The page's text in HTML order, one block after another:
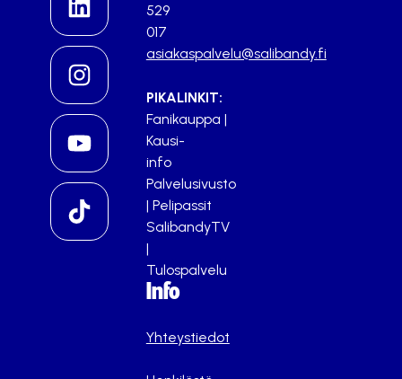
529
017
asiakaspalvelu@salibandy.fi
PIKALINKIT:
Fanikauppa |
Kausi-
info
Palvelusivusto
| Pelipassit
SalibandyTV
|
Tulospalvelu
Info
Yhteystiedot